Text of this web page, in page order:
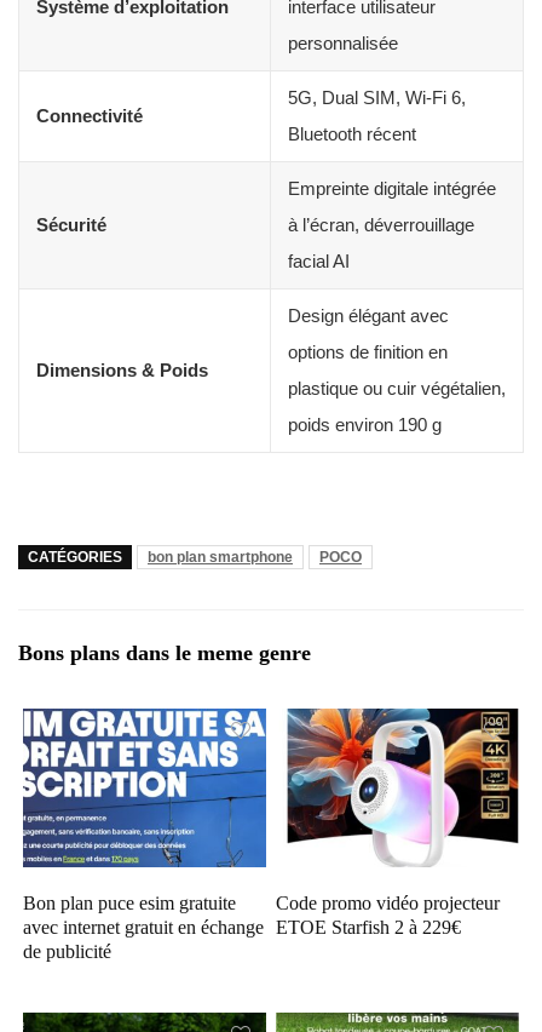
Système d’exploitation
interface utilisateur
personnalisée
Connectivité
5G, Dual SIM, Wi-Fi 6,
Bluetooth récent
Sécurité
Empreinte digitale intégrée
à l’écran, déverrouillage
facial AI
Dimensions & Poids
Design élégant avec
options de finition en
plastique ou cuir végétalien,
poids environ 190 g
CATÉGORIES bon plan smartphone POCO
Bons plans dans le meme genre
Bon plan puce esim gratuite
avec internet gratuit en échange
de publicité
Code promo vidéo projecteur
ETOE Starfish 2 à 229€